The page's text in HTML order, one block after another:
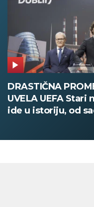
POŽAR U VRTIĆU
Deca i zaposleni